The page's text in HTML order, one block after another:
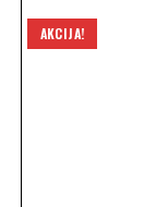
AKCIJA!